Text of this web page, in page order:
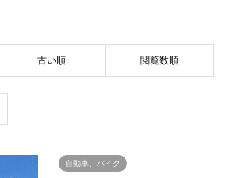
古い順 閲覧数順
自動車、バイク